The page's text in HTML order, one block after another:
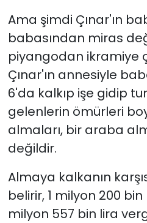
Ama şimdi Çınar'ın
babasından miras
piyangodan ikramiye
Çınar'ın annesiyle
6'da kalkıp işe gidip
gelenlerin ömürleri
almaları, bir araba
değildir.
Almaya kalkanın
belirir, 1 milyon 200
milyon 557 bin lira